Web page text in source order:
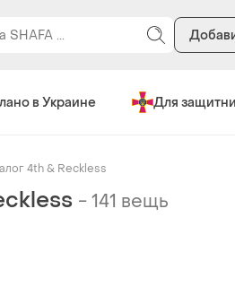
в Украине Для
4th & Reckless
-141 вещь